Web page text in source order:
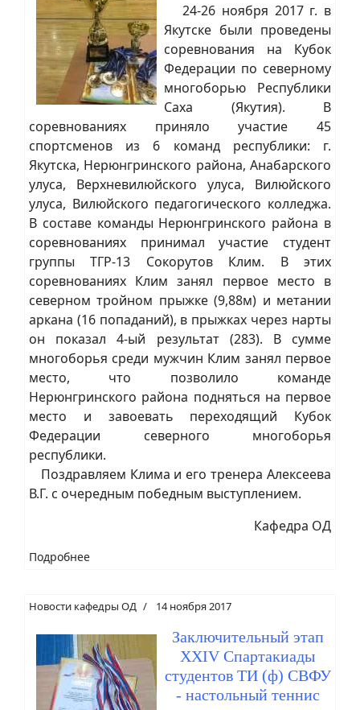
24-26 ноября 2017 г. в
Якутске были проведены
соревнования на Кубок
Федерации по северному
многоборью Республики
Саха (Якутия). В
соревнованиях приняло участие 45
спортсменов из 6 команд республики: г.
Якутска, Нерюнгринского района, Анабарского
улуса, Верхневилюйского улуса, Вилюйского
улуса, Вилюйского педагогического колледжа.
В составе команды Нерюнгринского района в
соревнованиях принимал участие студент
группы ТГР-13 Сокорутов Клим. В этих
соревнованиях Клим занял первое место в
северном тройном прыжке (9,88м) и метании
аркана (16 попаданий), в прыжках через нарты
он показал 4-ый результат (283). В сумме
многоборья среди мужчин Клим занял первое
место, что позволило команде
Нерюнгринского района подняться на первое
место и завоевать переходящий Кубок
Федерации северного многоборья
республики.
Поздравляем Клима и его тренера Алексеева
В.Г. с очередным победным выступлением.
Кафедра ОД
Подробнее
Новости кафедры ОД 14 ноября 2017
Заключительный этап
XXIV Спартакиады
студентов ТИ (ф) СВФУ
- настольный теннис